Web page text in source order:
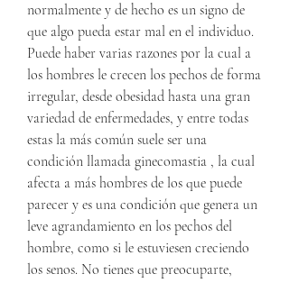
normalmente y de hecho es un signo de
que algo pueda estar mal en el individuo.
Puede haber varias razones por la cual a
los hombres le crecen los pechos de forma
irregular, desde obesidad hasta una gran
variedad de enfermedades, y entre todas
estas la más común suele ser una
condición llamada ginecomastia , la cual
afecta a más hombres de los que puede
parecer y es una condición que genera un
leve agrandamiento en los pechos del
hombre, como si le estuviesen creciendo
los senos. No tienes que preocuparte,